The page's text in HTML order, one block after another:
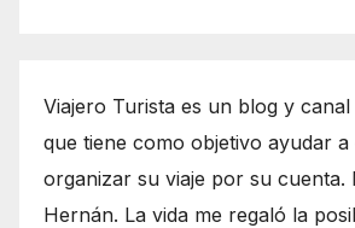
Viajero Turista es un blog y
que tiene como objetivo ayudar
organizar su viaje por su cuenta.
Hernán. La vida me regaló la